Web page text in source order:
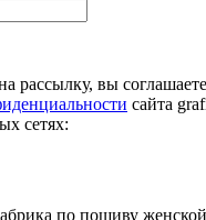
рассылку, вы
сайта
сетях:
по пошиву